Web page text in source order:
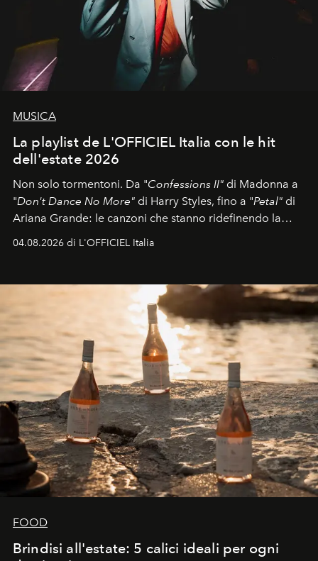
MUSICA
La playlist de L'OFFICIEL Italia con le hit
dell'estate 2026
Non solo tormentoni. Da "Confessions II" di Madonna a
"Don't Dance No More" di Harry Styles, fino a "Petal" di
Ariana Grande: le canzoni che stanno ridefinendo la
04.08.2026 di L'OFFICIEL Italia
FOOD
Brindisi all'estate: 5 calici ideali per ogni